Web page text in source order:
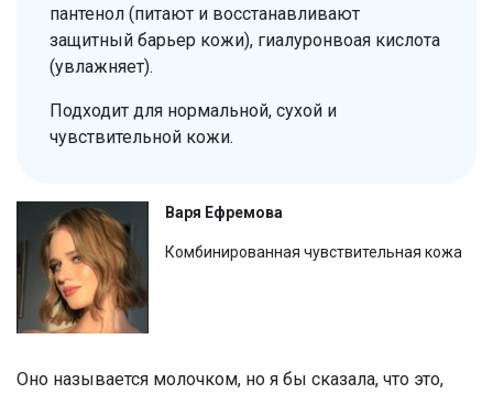
пантенол (питают и восстанавливают
защитный барьер кожи), гиалуронвоая кислота
(увлажняет).
Подходит для нормальной, сухой и
чувствительной кожи.
Варя Ефремова
Комбинированная чувствительная кожа
Оно называется молочком, но я бы сказала, что это,